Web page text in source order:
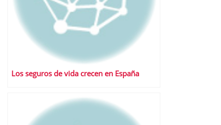
Los seguros de vida crecen en España